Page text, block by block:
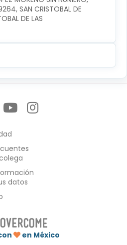
SAN CRISTOBAL DE
DE LAS
datos
en México